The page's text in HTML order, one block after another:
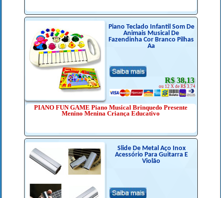
Piano Teclado Infantil Som De
Animais Musical De
Fazendinha Cor Branco Pilhas
Aa
R$ 38,13
ou 12 X de R$ 3.74
PIANO FUN GAME Piano Musical Brinquedo Presente
Menino Menina Criança Educativo
Slide De Metal Aço Inox
Acessório Para Guitarra E
Violão